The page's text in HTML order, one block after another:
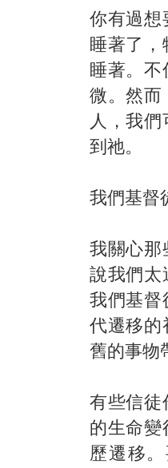
你有過想
睡著了，
睡著。不
微。然而
人，我
到祂。
我們基督
我關心那
說我們太
我們基督
代遷移的
舊的事物
有些信徒
的生命變
歷遷移